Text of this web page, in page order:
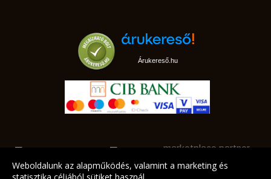
Árukereső.hu
marketplace partner
Weboldalunk az alapműködés, valamint a marketing és